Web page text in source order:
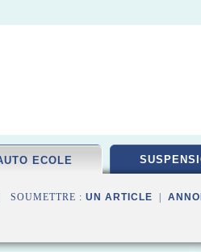
ECOLE
SOUMETTRE : UN ARTICLE